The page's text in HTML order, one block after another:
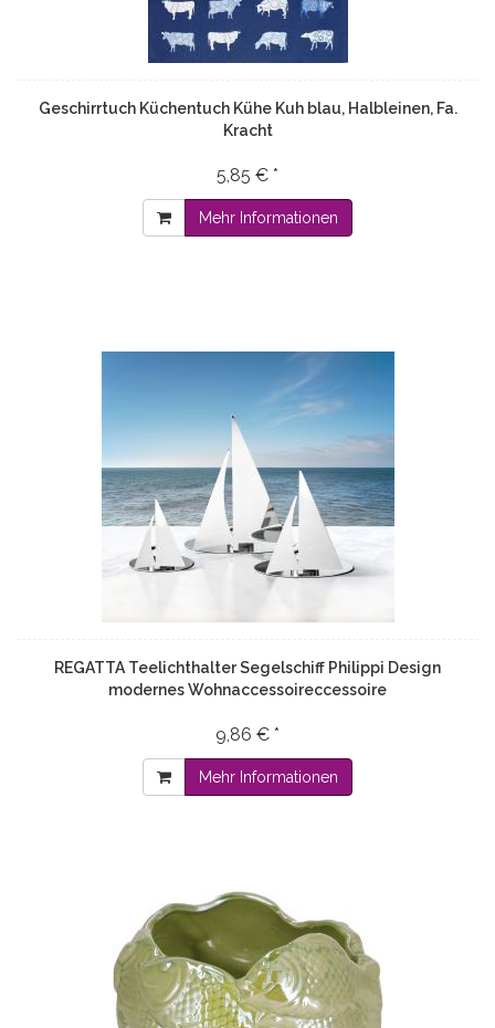
Geschirrtuch Küchentuch Kühe Kuh blau, Halbleinen, Fa.
Kracht
5,85 € *
Mehr Informationen
REGATTA Teelichthalter Segelschiff Philippi Design
modernes Wohnaccessoireccessoire
9,86 € *
Mehr Informationen